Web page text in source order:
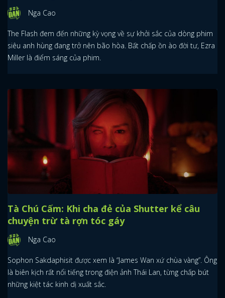
Nga Cao
The Flash đem đến những kỳ vọng về sự khởi sắc của dòng phim
siêu anh hùng đang trở nên bão hòa. Bất chấp ồn ào đời tư, Ezra
Miller là điểm sáng của phim.
Tà Chú Cấm: Khi cha đẻ của Shutter kể câu
chuyện trừ tà rợn tóc gáy
Nga Cao
Sophon Sakdaphisit được xem là “James Wan xứ chùa vàng”. Ông
là biên kịch rất nổi tiếng trong điện ảnh Thái Lan, từng chấp bút
những kiệt tác kinh dị xuất sắc.